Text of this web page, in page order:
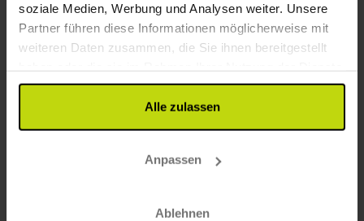
soziale Medien, Werbung und Analysen weiter. Unsere
Partner führen diese Informationen möglicherweise mit
weiteren Daten zusammen, die Sie ihnen bereitgestellt
gesammelt haben.
Alle zulassen
Anpassen
Ablehnen
Luxus direkt am Meer